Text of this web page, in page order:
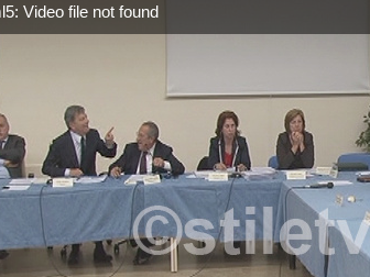
Video file not found